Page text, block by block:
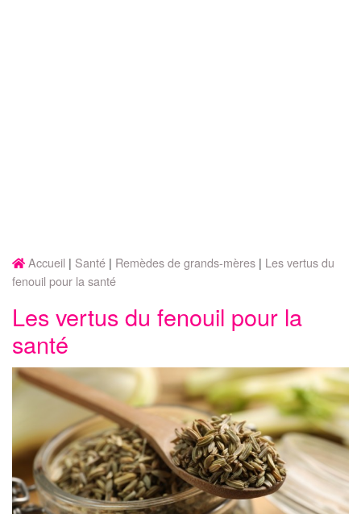
Accueil Santé Remèdes de grands-mères
Les vertus du
fenouil pour la santé
Les vertus du fenouil pour la
santé